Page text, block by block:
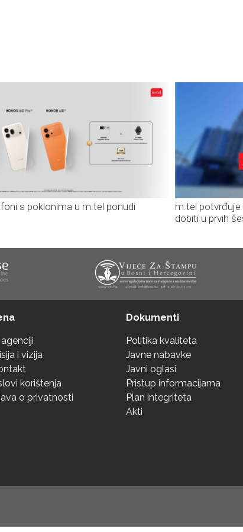
s poklonima u m:tel ponudi
m:tel potvrđuje
dobiti u prvih
i vizija
korištenja
o privatnosti
Dokumenti
Politika kvaliteta
Javne nabavke
Javni oglasi
Pristup informacijama
Plan integriteta
Akti